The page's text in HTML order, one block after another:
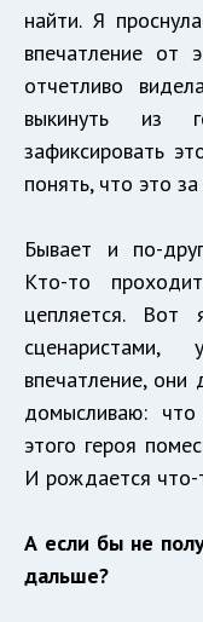
найти. Я
впечатление от
отчетливо
выкинуть из
зафиксировать
понять, что это
Бывает и по-
Кто-то
цепляется.
впечатление,
домысливаю:
этого героя
И рождается что-
А если бы не
дальше?